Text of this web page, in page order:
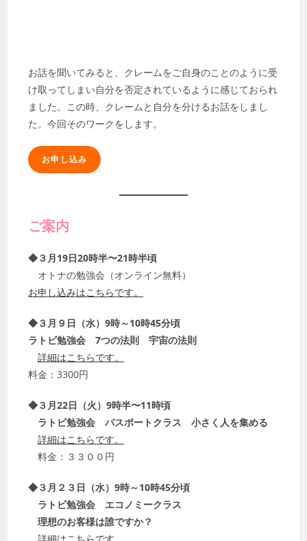
お話を聞いてみると、クレームをご自身のことのように受
け取ってしまい自分を否定されているように感じておられ
ました。この時、クレームと自分を分けるお話をしまし
た。今回そのワークをします。
お申し込み
ご案内
◆３月19日20時半〜21時半頃
オトナの勉強会（オンライン無料）
お申し込みはこちらです。
◆３月９日（水）9時～10時45分頃
ラトビ勉強会 7つの法則 宇宙の法則
詳細はこちらです。
料金：3300円
◆３月22日（火）9時半〜11時頃
ラトビ勉強会 パスポートクラス 小さく人を集める
詳細はこちらです。
料金：３３００円
◆３月２３日（水）9時～10時45分頃
ラトビ勉強会 エコノミークラス
理想のお客様は誰ですか？